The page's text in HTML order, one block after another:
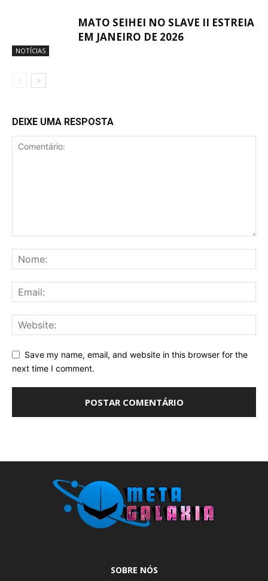
NOTÍCIAS
MATO SEIHEI NO SLAVE II ESTREIA
EM JANEIRO DE 2026
DEIXE UMA RESPOSTA
Save my name, email, and website in this browser for the
next time I comment.
SOBRE NÓS